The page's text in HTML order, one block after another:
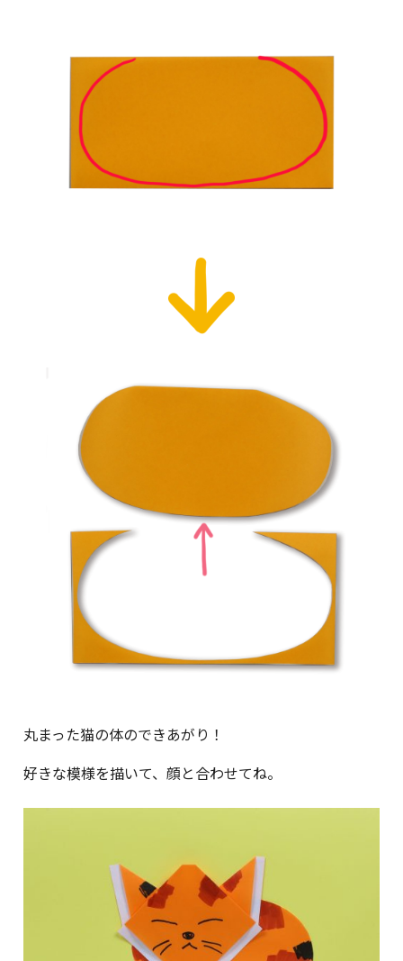
丸まった猫の体のできあがり！
好きな模様を描いて、顔と合わせてね。